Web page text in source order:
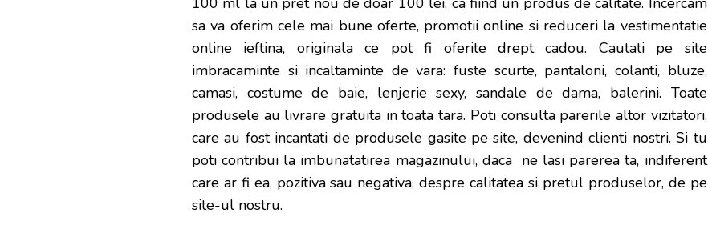
sa va oferim cele mai bune oferte, promotii online si reduceri la vestimentatie
online ieftina, originala ce pot fi oferite drept cadou. Cautati pe site
imbracaminte si incaltaminte de vara: fuste scurte, pantaloni, colanti, bluze,
camasi, costume de baie, lenjerie sexy, sandale de dama, balerini. Toate
produsele au livrare gratuita in toata tara. Poti consulta parerile altor vizitatori,
care au fost incantati de produsele gasite pe site, devenind clienti nostri. Si tu
poti contribui la imbunatatirea magazinului, daca ne lasi parerea ta, indiferent
care ar fi ea, pozitiva sau negativa, despre calitatea si pretul produselor, de pe
site-ul nostru.